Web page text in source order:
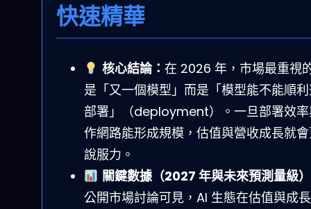
快速精華
核心結論： 在 2026 年，市場最重視
是「又一個模型」而是「模型能不能順
部署」（deployment）。一旦部署效
作網路能形成規模，估值與營收成長就
說服力。
關鍵數據（2027 年與未來預測量級
公開市場討論可見，AI 生態在估值與成